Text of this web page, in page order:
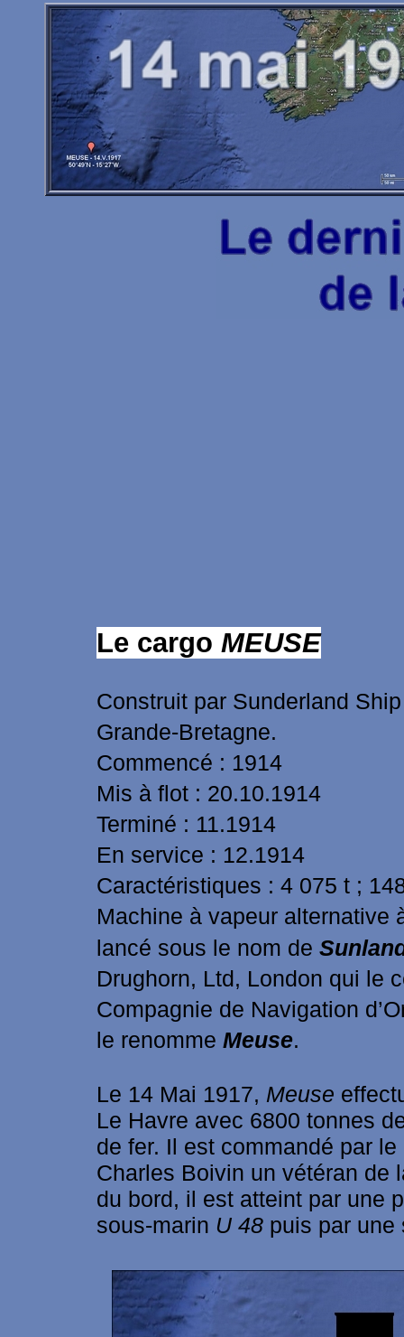
Le cargo MEUSE
Construit par Sunderland
Grande-Bretagne.
Commencé : 1914
Mis à flot : 20.10.1914
Terminé : 11.1914
En service : 12.1914
Caractéristiques : 4 075 t ;
Machine à vapeur alternative
lancé sous le nom de
Drughorn, Ltd, London qui le
Compagnie de Navigation
le renomme Meuse.
Le 14 Mai 1917, Meuse
Le Havre avec 6800 tonnes
de fer. Il est commandé par
Charles Boivin un vétéran de
du bord, il est atteint par une
sous-marin U 48 puis par une